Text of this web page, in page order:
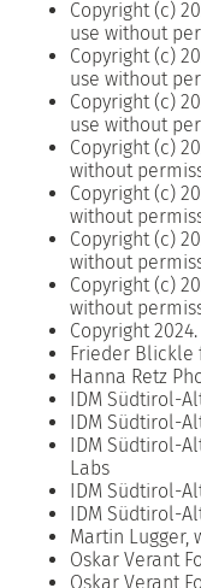
Copyright (c)
use without
Copyright (c)
use without
Copyright (c)
use without
Copyright (c)
without
Copyright (c)
without
Copyright (c)
without
Copyright (c)
without
Copyright
Frieder Blickle
Hanna Retz
IDM Südtirol-
IDM Südtirol-
IDM Südtirol-
Labs
IDM Südtirol-
IDM Südtirol-
Martin Lugger,
Oskar Verant
Oskar Verant